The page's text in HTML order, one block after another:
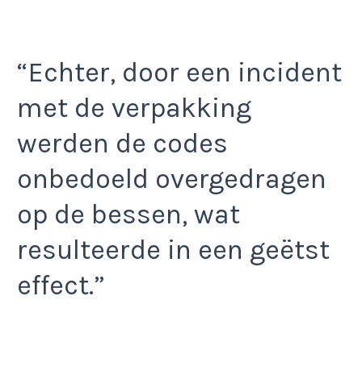
“Echter, door een incident
met de verpakking
werden de codes
onbedoeld overgedragen
op de bessen, wat
resulteerde in een geëtst
effect.”